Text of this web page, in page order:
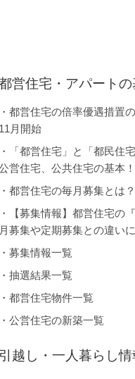
営住宅・アパートの
・都営住宅の倍率優遇措置
11月開始
・
「都営住宅」と「都民住
営住宅、公共住宅の基本！
・都営住宅の毎月募集とは？
・
【募集情報】都営住宅の
月募集や定期募集との違い
・募集情報一覧
・抽選結果一覧
・都営住宅物件一覧
・公営住宅の新築一覧
引越し・一人暮らし情